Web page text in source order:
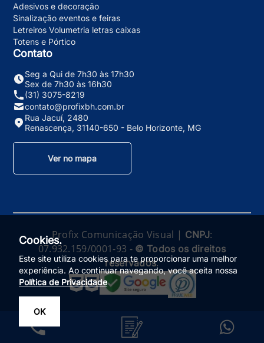
Adesivos e decoração
Sinalização eventos e feiras
Letreiros Volumetria letras caixas
Totens e Pórtico
Contato
Seg a Qui de 7h30 às 17h30
Sex de 7h30 às 16h30
(31) 3075-8219
contato@profixbh.com.br
Rua Jacuí, 2480
Renascença, 31140-650 - Belo Horizonte, MG
Ver no mapa
Profix Comunicação Visual | CNPJ:
07.932.159/0001-93 - © Todos os direitos
reservados.
Cookies.
Este site utiliza cookies para te proporcionar uma melhor
experiência. Ao continuar navegando, você aceita nossa
Política de Privacidade
OK